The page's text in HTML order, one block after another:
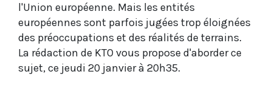
l'Union européenne. Mais les entités
européennes sont parfois jugées trop éloignées
des préoccupations et des réalités de terrains.
La rédaction de KTO vous propose d'aborder ce
sujet, ce jeudi 20 janvier à 20h35.